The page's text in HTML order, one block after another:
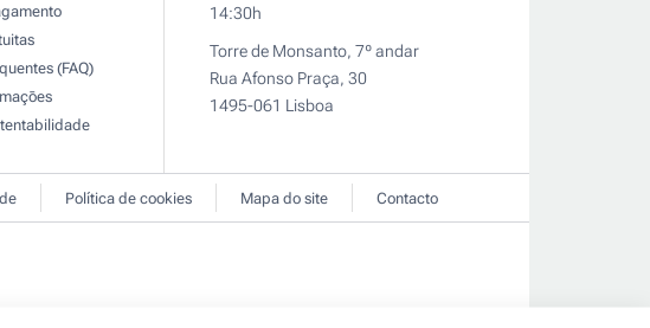
(FAQ)
14:30h
Torre de Monsanto, 7º andar
Rua Afonso Praça, 30
1495-061 Lisboa
Política de cookies Mapa do site Contacto